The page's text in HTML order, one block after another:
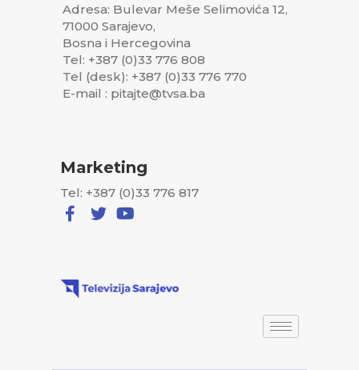
Adresa: Bulevar Meše Selimovića 12,
71000 Sarajevo,
Bosna i Hercegovina
Tel: +387 (0)33 776 808
Tel (desk): +387 (0)33 776 770
E-mail : pitajte@tvsa.ba
Marketing
Tel: +387 (0)33 776 817